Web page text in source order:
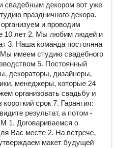
свадебным декором вот уже
праздничного декора.
и проводим
10 лет 2. Мы любим людей и
3. Наша команда постоянна
Мы имеем студию свадебного
5. Постоянный
декораторы, дизайнеры,
менеджеры, которые 24
организовать свадьбу и
срок 7. Гарантия:
результат, а потом -
Договариваемся о
Вас месте 2. На встрече,
макет будущей